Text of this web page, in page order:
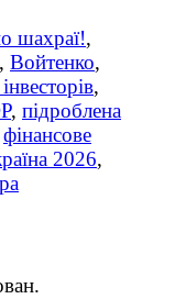
шахраї!,
, Войтенко,
,
, підроблена
фінансове
2026,